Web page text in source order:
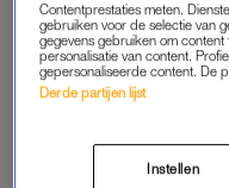
IN GOED
Als de slachtoffers bij
leggen uit: jij deed iets in
Contentprestaties meten.
gebruiken voor de selectie van
gegevens gebruiken om
personalisatie van content.
gepersonaliseerde content. De
Derde partijen lijst
Instellen